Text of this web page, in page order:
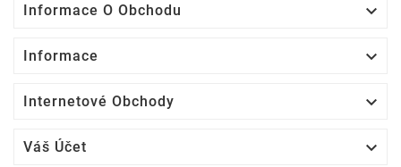
Informace O Obchodu 
Informace 
Internetové Obchody 
Váš Účet 